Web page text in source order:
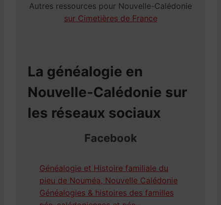
Autres ressources pour Nouvelle-Calédonie
sur Cimetières de France
La généalogie en
Nouvelle-Calédonie sur
les réseaux sociaux
Facebook
Généalogie et Histoire familiale du
pieu de Nouméa, Nouvelle Calédonie
Généalogies & histoires des familles